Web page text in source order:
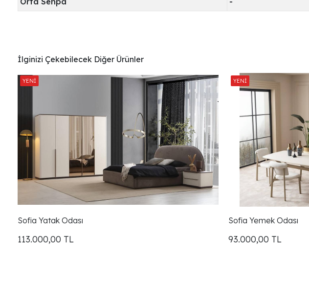
İlginizi Çekebilecek Diğer Ürünler
Sofia Yatak Odası
113.000,00 TL
Sofia Yemek Odası
93.000,00 TL